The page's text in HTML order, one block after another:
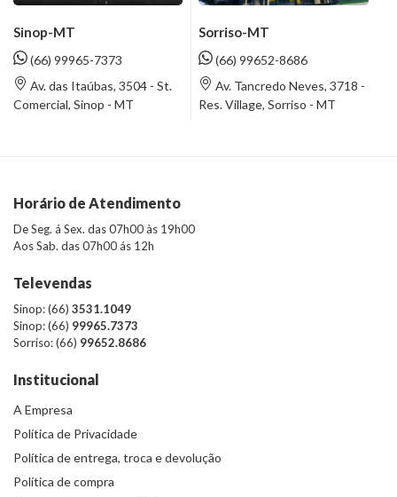
Sinop-MT
(66) 99965-7373
Av. das Itaúbas, 3504 - St.
Comercial, Sinop - MT
Sorriso-MT
(66) 99652-8686
Av. Tancredo Neves, 3718 -
Res. Village, Sorriso - MT
Horário de Atendimento
De Seg. á Sex. das 07h00 às 19h00
Aos Sab. das 07h00 ás 12h
Televendas
Sinop: (66) 3531.1049
Sinop: (66) 99965.7373
Sorriso: (66) 99652.8686
Institucional
A Empresa
Política de Privacidade
Política de entrega, troca e devolução
Política de compra